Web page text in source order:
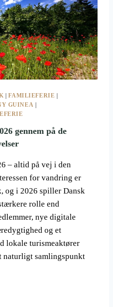
|FAMILIEFERIE |
GUINEA |
gennem på de
– altid på vej i den
for vandring er
og i 2026 spiller Dansk
rolle end
nye digitale
og et
lokale turismeaktører
naturligt samlingspunkt